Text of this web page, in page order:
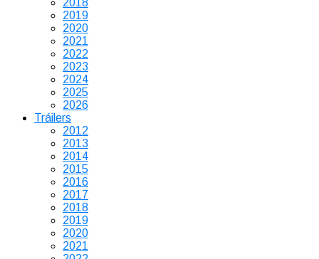
2018
2019
2020
2021
2022
2023
2024
2025
2026
Tráilers
2012
2013
2014
2015
2016
2017
2018
2019
2020
2021